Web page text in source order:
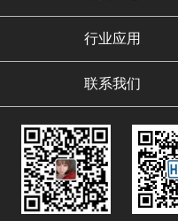
行业应用
联系我们